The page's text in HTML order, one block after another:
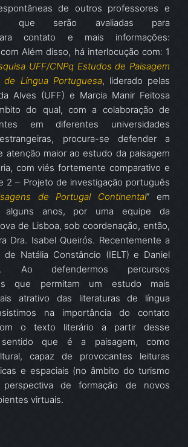
de outros professores e
que serão avaliadas para
contato e mais informações:
Além disso, há interlocução com: 1
UFF/CNPq Estudos de Paisagem
de Língua Portuguesa, liderado pelas
Alves (UFF) e Marcia Manir Feitosa
do qual, com a colaboração de
em diferentes universidades
procura-se defender a
atenção maior ao estudo da paisagem
com viés fortemente comparativo e
2 – Projeto de investigação português
de Portugal Continental” em
alguns anos, por uma equipe da
de Lisboa, sob coordenação, então,
Dra. Isabel Queirós. Recentemente a
de Natália Constâncio (IELT) e Daniel
Ao defendermos percursos
que permitam um estudo mais
atrativo das literaturas de língua
na importância do contato
o texto literário a partir desse
que é a paisagem, como
capaz de provocantes leituras
e espaciais (no âmbito do turismo
perspectiva de formação de novos
virtuais.